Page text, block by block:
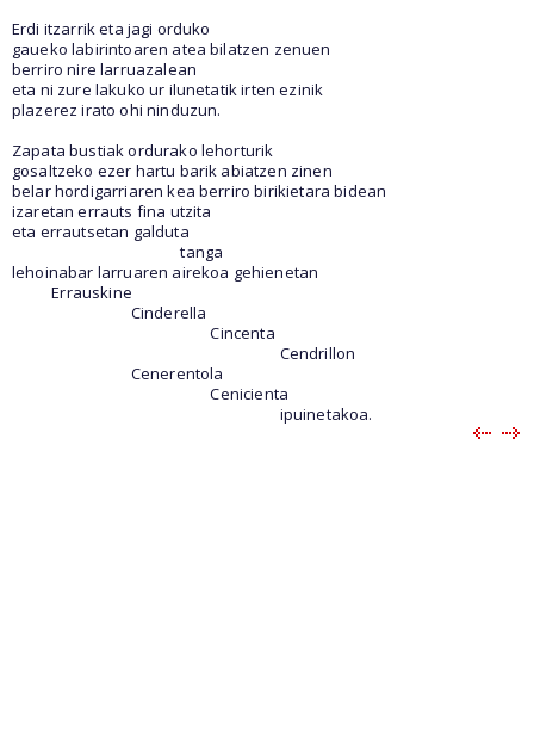
Erdi itzarrik eta jagi orduko
gaueko labirintoaren atea bilatzen zenuen
berriro nire larruazalean
eta ni zure lakuko ur ilunetatik irten ezinik
plazerez irato ohi ninduzun.
Zapata bustiak ordurako lehorturik
gosaltzeko ezer hartu barik abiatzen zinen
belar hordigarriaren kea berriro birikietara bidean
izaretan errauts fina utzita
eta errautsetan galduta
tanga
lehoinabar larruaren airekoa gehienetan
Errauskine
Cinderella
Cincenta
Cendrillon
Cenerentola
Cenicienta
ipuinetakoa.